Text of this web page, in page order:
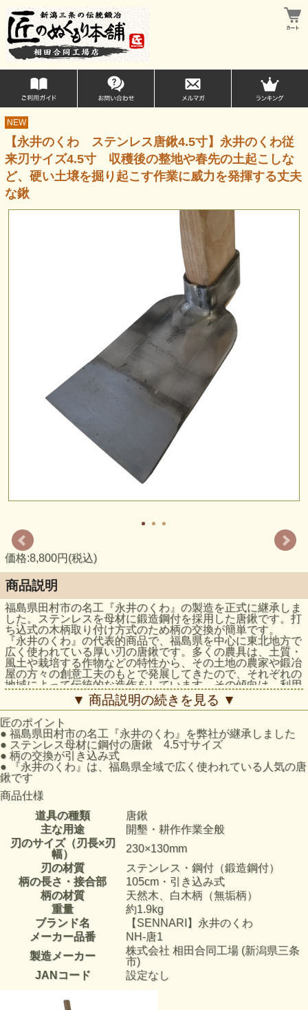
NEW
【永井のくわ ステンレス唐鍬4.5寸】永井のくわ従
来刃サイズ4.5寸 収穫後の整地や春先の土起こしな
ど、硬い土壌を掘り起こす作業に威力を発揮する丈夫
な鍬
価格:8,800円(税込)
商品説明
福島県田村市の名工『永井のくわ』の製造を正式に継承しま
した。ステンレスを母材に鍛造鋼付を採用した唐鍬です。打
ち込式の木柄取り付け方式のため柄の交換が簡単です。
『永井のくわ』の代表的商品で、福島県を中心に東北地方で
広く使われている厚い刃の唐鍬です。多くの農具は、土質・
風土や栽培する作物などの特性から、その土地の農家や鍛冶
屋の方々の創意工夫のもとで発展してきたので、それぞれの
地域によって伝統的な造作をしています。その傾向は、利用
範囲の広い平鍬に顕著に見られます。
▼ 商品説明の続きを見る ▼
匠のポイント
● 福島県田村市の名工『永井のくわ』を弊社が継承しました
● ステンレス母材に鋼付の唐鍬 4.5寸サイズ
● 柄の交換が引き込み式
●
『永井のくわ』は、福島県全域で広く使われている人気の唐
鍬です
商品仕様
道具の種類
唐鍬
主な用途
開墾・耕作作業全般
刃のサイズ（刃長×刃
幅）
230×130mm
刃の材質
ステンレス・鋼付（鍛造鋼付）
柄の長さ・接合部
105cm・引き込み式
柄の材質
天然木、白木柄（無垢柄）
重量
約1.9kg
ブランド名
【SENNARI】永井のくわ
メーカー品番
NH-唐1
製造メーカー
株式会社 相田合同工場 (新潟県三条
市)
JANコード
設定なし